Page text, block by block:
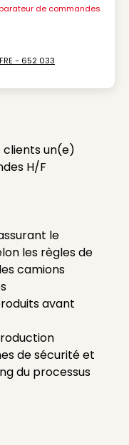
de commandes
- 652 033
clients un(e)
H/F
le
les règles de
camions
avant
de sécurité et
du processus